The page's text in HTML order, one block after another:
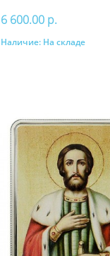
6 600.00 р.
В корзину
Наличие: На складе